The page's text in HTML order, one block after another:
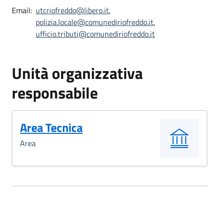
Email: utcriofreddo@libero.it,
polizia.locale@comunediriofreddo.it,
ufficio.tributi@comunediriofreddo.it
Unità organizzativa
responsabile
Area Tecnica
Area